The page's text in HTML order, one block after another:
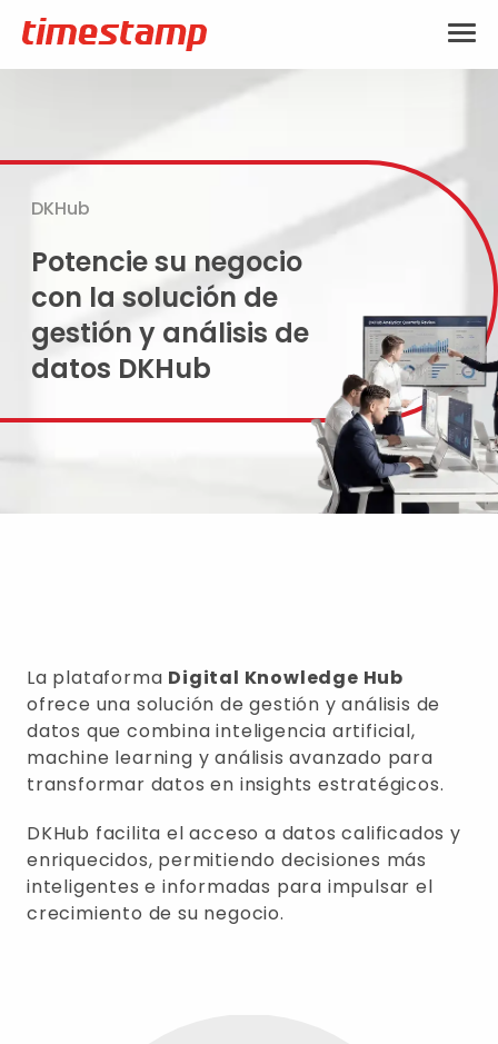
DKHub
Potencie su negocio
con la solución de
gestión y análisis de
datos DKHub
La plataforma Digital Knowledge Hub
ofrece una solución de gestión y análisis de
datos que combina inteligencia artificial,
machine learning y análisis avanzado para
transformar datos en insights estratégicos.
DKHub facilita el acceso a datos calificados y
enriquecidos, permitiendo decisiones más
inteligentes e informadas para impulsar el
crecimiento de su negocio.